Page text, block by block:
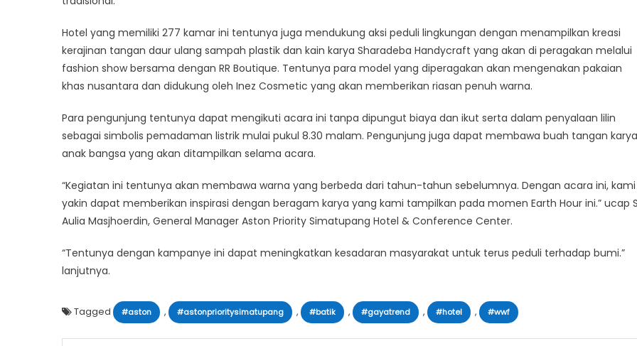
Hotel yang memiliki 277 kamar ini tentunya juga mendukung aksi peduli lingkungan dengan menampilkan kreasi
kerajinan tangan daur ulang sampah plastik dan kain karya Sharadeba Handycraft yang akan di peragakan melalui
fashion show bersama dengan RR Boutique. Tentunya para model yang diperagakan akan mengenakan pakaian
khas nusantara dan didukung oleh Inez Cosmetic yang akan memberikan riasan penuh warna.
Para pengunjung tentunya dapat mengikuti acara ini tanpa dipungut biaya dan ikut serta dalam penyalaan lilin
sebagai simbolis pemadaman listrik mulai pukul 8.30 malam. Pengunjung juga dapat membawa buah tangan karya
anak bangsa yang akan ditampilkan selama acara.
“Kegiatan ini tentunya akan membawa warna yang berbeda dari tahun-tahun sebelumnya. Dengan acara ini, kami
yakin dapat memberikan inspirasi dengan beragam karya yang kami tampilkan pada momen Earth Hour ini.” ucap
Aulia Masjhoerdin, General Manager Aston Priority Simatupang Hotel & Conference Center.
“Tentunya dengan kampanye ini dapat meningkatkan kesadaran masyarakat untuk terus peduli terhadap bumi.”
lanjutnya.
Tagged #aston , #astonprioritysimatupang , #batik , #gayatrend , #hotel , #wwf